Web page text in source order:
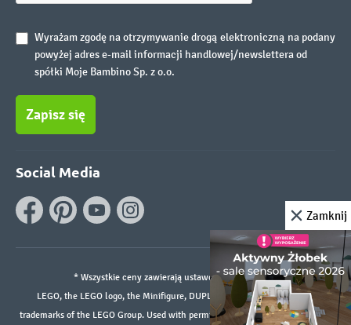
Wyrażam zgodę na otrzymywanie drogą elektroniczną na podany
powyżej adres e-mail informacji handlowej/newslettera od
spółki Moje Bambino Sp. z o.o.
Zapisz się
Social Media
* Wszystkie ceny zawierają ustawowy podatek VAT.
LEGO, the LEGO logo, the Minifigure, DUPLO, and the SPIKE logo are
trademarks of the LEGO Group. Used with permission. ©2026 The LEGO Group
Zamknij